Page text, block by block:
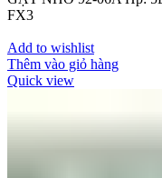
FX3
Add to wishlist
Thêm vào giỏ hàng
Quick view